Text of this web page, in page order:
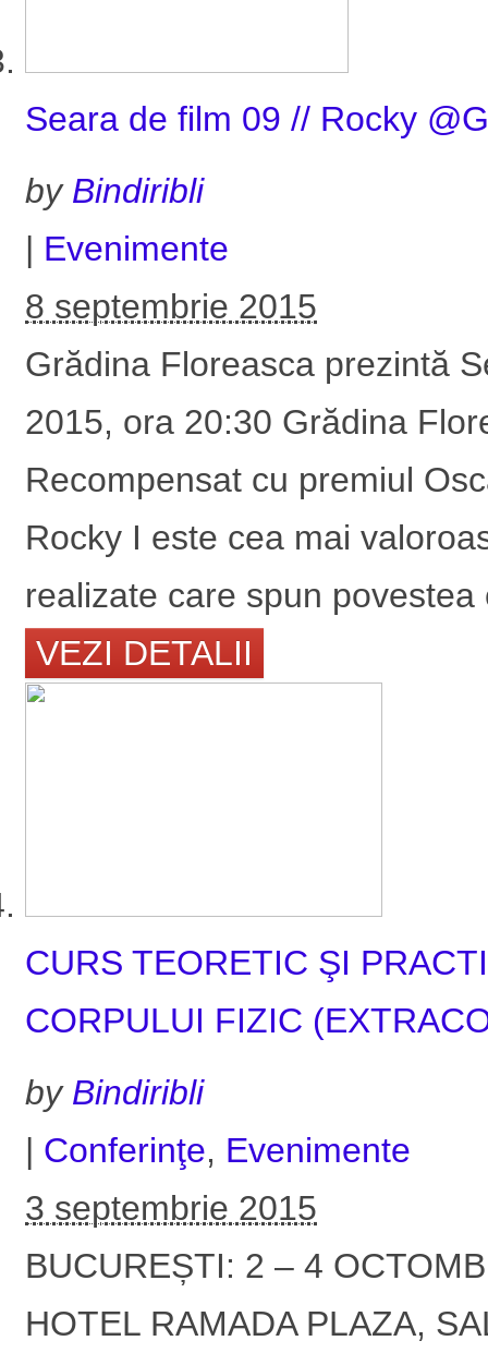
Seara de film 09 // Rocky
by Bindiribli
| Evenimente
8 septembrie 2015
Grădina Floreasca prezintă
2015, ora 20:30 Grădina
Recompensat cu premiul
Rocky I este cea mai
realizate care spun
VEZI DETALII
CURS TEORETIC ŞI
CORPULUI FIZIC
by Bindiribli
| Conferinţe, Evenimente
3 septembrie 2015
BUCUREȘTI: 2 – 4
HOTEL RAMADA PLAZA,